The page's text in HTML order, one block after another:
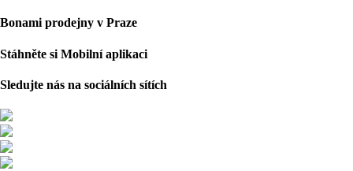
Bonami prodejny v Praze
Stáhněte si Mobilní aplikaci
Sledujte nás na sociálních sítích